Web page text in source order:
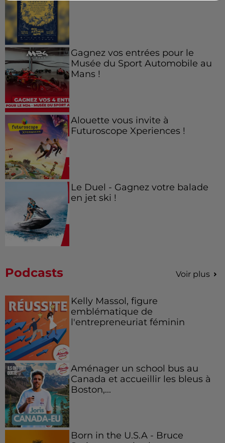
Gagnez vos entrées pour le
Musée du Sport Automobile au
Mans !
Alouette vous invite à
Futuroscope Xperiences !
Le Duel - Gagnez votre balade
en jet ski !
Podcasts Voir plus
Kelly Massol, figure
emblématique de
l'entrepreneuriat féminin
Aménager un school bus au
Canada et accueillir les bleus à
Boston,...
Born in the U.S.A - Bruce